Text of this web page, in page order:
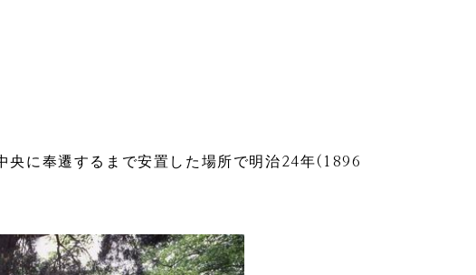
に奉遷するまで安置した場所で明治24年(1896